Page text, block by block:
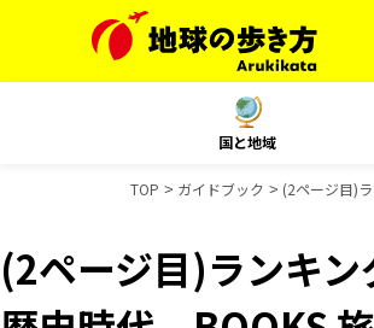
国と地域
TOP ガイドブック (2ページ目)
(2ページ目)ランキン